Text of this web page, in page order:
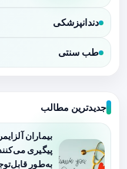
دندانپزشکی
طب سنتی
جدیدترین مطالب
بیماران
پیگیری
به‌طور